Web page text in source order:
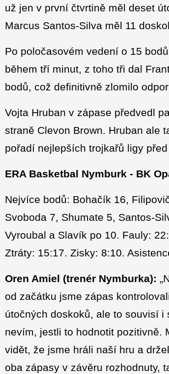
už jen v první čtvrtině měl deset
Marcus Santos-Silva měl 11
Po poločasovém vedení o 15
během tří minut, z toho tři dal
bodů, což definitivně zlomilo
Vojta Hruban v zápase předvedl
straně Clevon Brown. Hruban ale
pořadí nejlepších trojkařů ligy
ERA Basketbal Nymburk - BK
Nejvíce bodů: Bohačík 16,
Svoboda 7, Shumate 5, Santos-
Vyroubal a Slavík po 10. Fauly:
Ztráty: 15:17. Zisky: 8:10.
Oren Amiel (trenér Nymburka):
od začátku jsme zápas
útočných doskoků, ale to souvisí
nevím, jestli to hodnotit pozitivně.
vidět, že jsme hráli naší hru a
oba zápasy v závěru rozhodnuty,